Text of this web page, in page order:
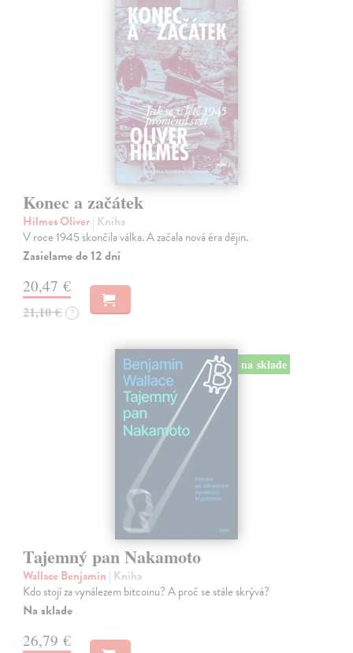
Konec a začátek
Hilmes Oliver| Kniha
V roce 1945 skončila válka. A začala nová éra dějin.
Zasielame do 12 dní
20,47 €
21,10 € ?
na sklade
Tajemný pan Nakamoto
Wallace Benjamin | Kniha
Kdo stojí za vynálezem bitcoinu? A proč se stále skrývá?
Na sklade
26,79 €